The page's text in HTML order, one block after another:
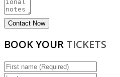
BOOK YOUR TICKETS